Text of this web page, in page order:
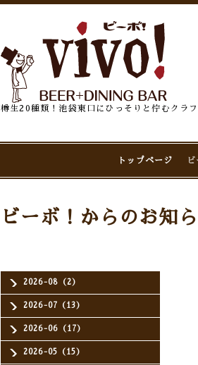
樽生20種類！池袋東口にひっそりと佇むクラ
トップページ
2026-08（2）
2026-07（13）
2026-06（17）
2026-05（15）
ビーボ！からのお知ら